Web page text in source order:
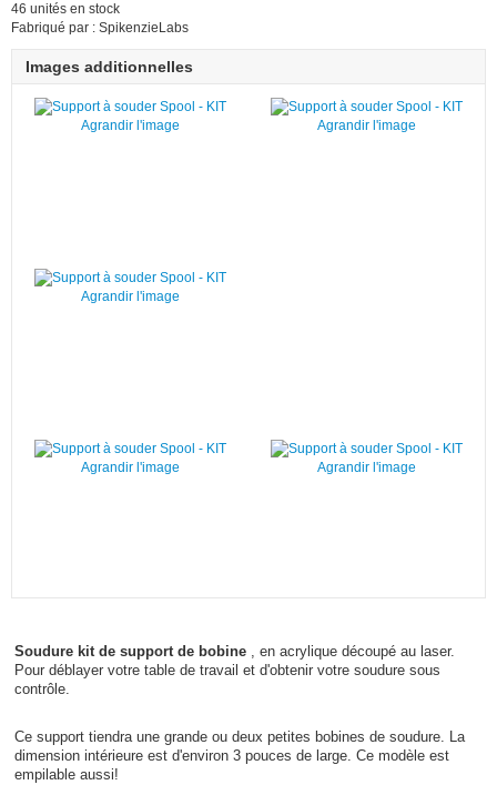
46 unités en stock
Fabriqué par : SpikenzieLabs
Images additionnelles
Agrandir l'image Agrandir l'image
Agrandir l'image
Agrandir l'image Agrandir l'image
Soudure kit de support de bobine , en acrylique découpé au laser.
Pour déblayer votre table de travail et d'obtenir votre soudure sous
contrôle.
Ce support tiendra une grande ou deux petites bobines de soudure. La
dimension intérieure est d'environ 3 pouces de large. Ce modèle est
empilable aussi!